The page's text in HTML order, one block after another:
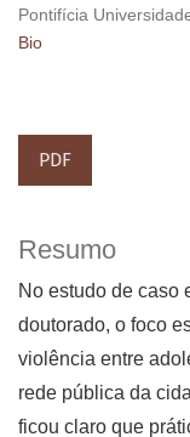
Pontifícia
Bio
PDF
Resumo
No estudo de caso
doutorado, o foco
violência entre
rede pública da
ficou claro que